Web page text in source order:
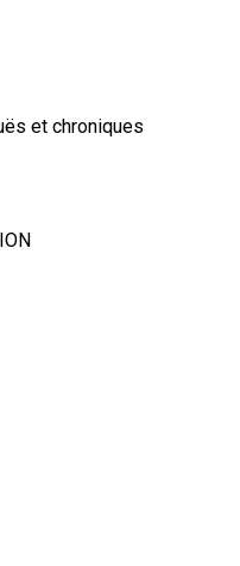
et chroniques